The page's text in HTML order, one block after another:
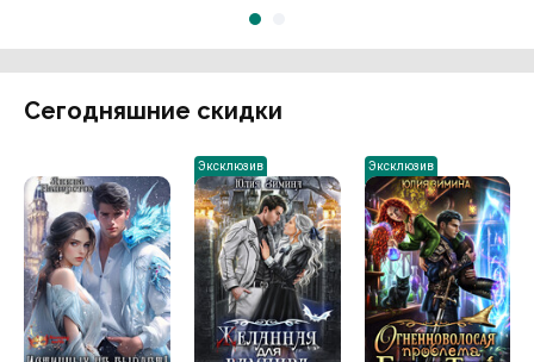
Сегодняшние скидки
Эксклюзив Эксклюзив